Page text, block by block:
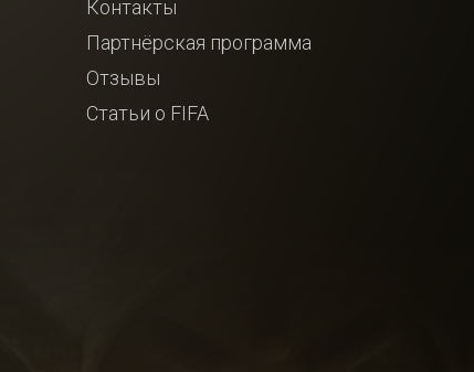
Контакты
Партнёрская программа
Отзывы
Статьи о FIFA